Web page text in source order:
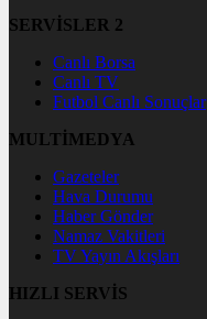
SERVİSLER 2
Canlı Borsa
Canlı TV
Futbol Canlı Sonuçlar
MULTİMEDYA
Gazeteler
Hava Durumu
Haber Gönder
Namaz Vakitleri
TV Yayın Akışları
HIZLI SERVİS